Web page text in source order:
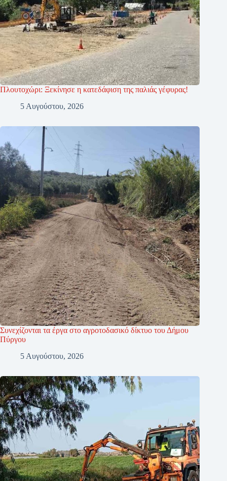
Πλουτοχώρι: Ξεκίνησε η κατεδάφιση της παλιάς γέφυρας!
5 Αυγούστου, 2026
Συνεχίζονται τα έργα στο αγροτοδασικό δίκτυο του Δήμου
Πύργου
5 Αυγούστου, 2026